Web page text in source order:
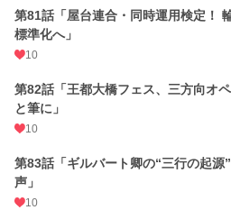
第81話「屋台連合・同時運用検定！
標準化へ」
10
第82話「王都大橋フェス、三方向オ
と筆に」
10
第83話「ギルバート卿の“三行の起源
声」
10